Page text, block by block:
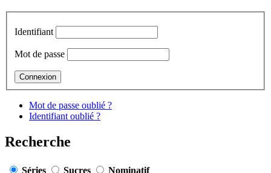
Identifiant
Mot de passe
Mot de passe oublié ?
Identifiant oublié ?
Recherche
Séries Sucres Nominatif